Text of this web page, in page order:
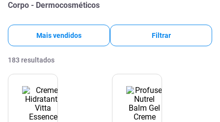
Corpo - Dermocosméticos
Mais vendidos Filtrar
183 resultados